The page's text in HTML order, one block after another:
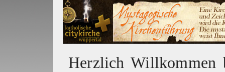
Herzlich